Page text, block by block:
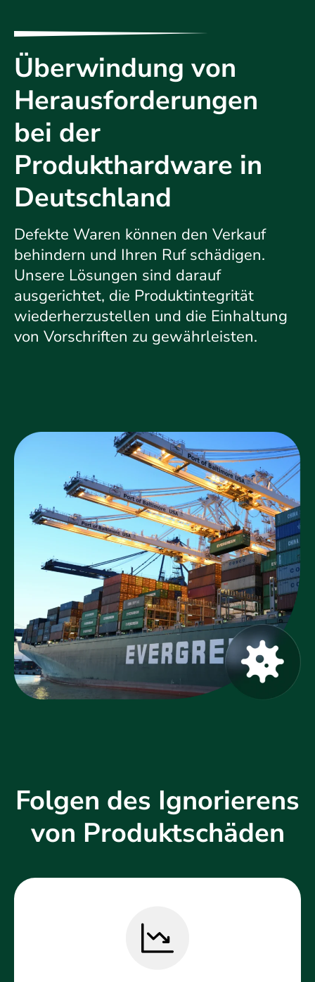
Überwindung von
Herausforderungen
bei der
Produkthardware in
Deutschland
Defekte Waren können den Verkauf
behindern und Ihren Ruf schädigen.
Unsere Lösungen sind darauf
ausgerichtet, die Produktintegrität
wiederherzustellen und die Einhaltung
von Vorschriften zu gewährleisten.
Folgen des Ignorierens
von Produktschäden